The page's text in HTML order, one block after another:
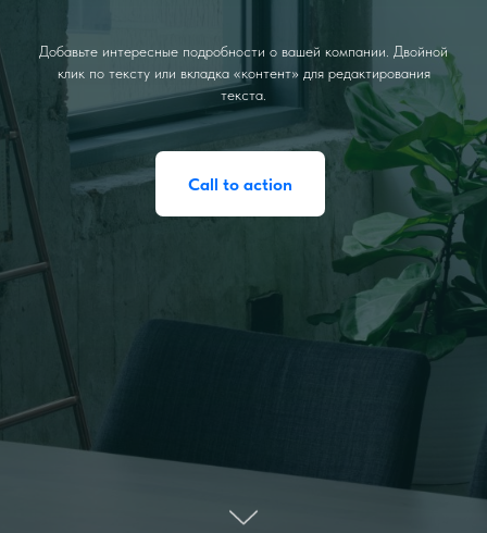
Добавьте интересные подробности о вашей компании. Двойной
клик по тексту или вкладка «контент» для редактирования
текста.
Call to action